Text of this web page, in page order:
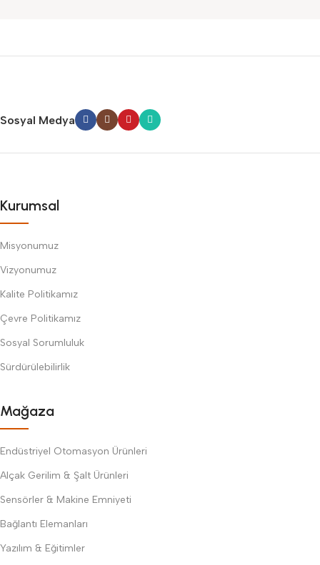
Sosyal Medya
Kurumsal
Misyonumuz
Vizyonumuz
Kalite Politikamız
Çevre Politikamız
Sosyal Sorumluluk
Sürdürülebilirlik
Mağaza
Endüstriyel Otomasyon Ürünleri
Alçak Gerilim & Şalt Ürünleri
Sensörler & Makine Emniyeti
Bağlantı Elemanları
Yazılım & Eğitimler